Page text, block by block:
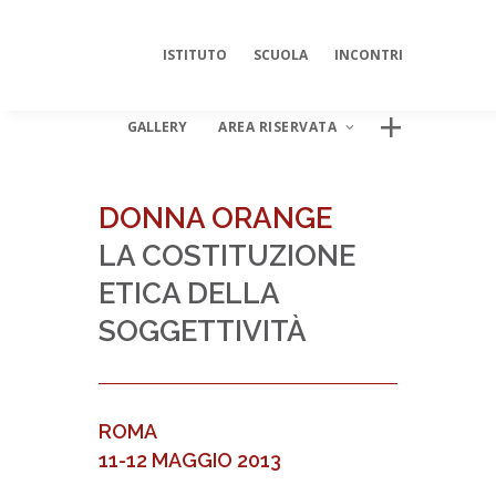
ISTITUTO SCUOLA INCONTRI
GALLERY AREA RISERVATA
AREA DIGITALE ISIPSÉ
Log In
DONNA ORANGE
LA COSTITUZIONE
ETICA DELLA
SOGGETTIVITÀ
ROMA
11-12 MAGGIO 2013